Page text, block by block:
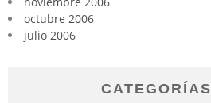
octubre 2006
julio 2006
CATEGORÍAS